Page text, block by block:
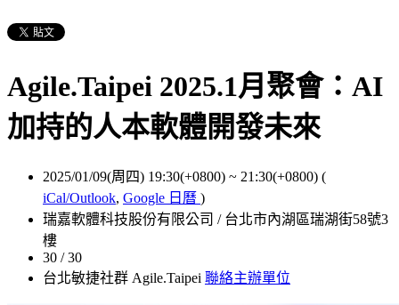
Agile.Taipei 2025.1月聚會：AI
加持的人本軟體開發未來
2025/01/09(周四) 19:30(+0800) ~ 21:30(+0800) (
iCal/Outlook, Google 日曆 )
瑞嘉軟體科技股份有限公司 / 台北市內湖區瑞湖街58號3
樓
30 / 30
台北敏捷社群 Agile.Taipei 聯絡主辦單位